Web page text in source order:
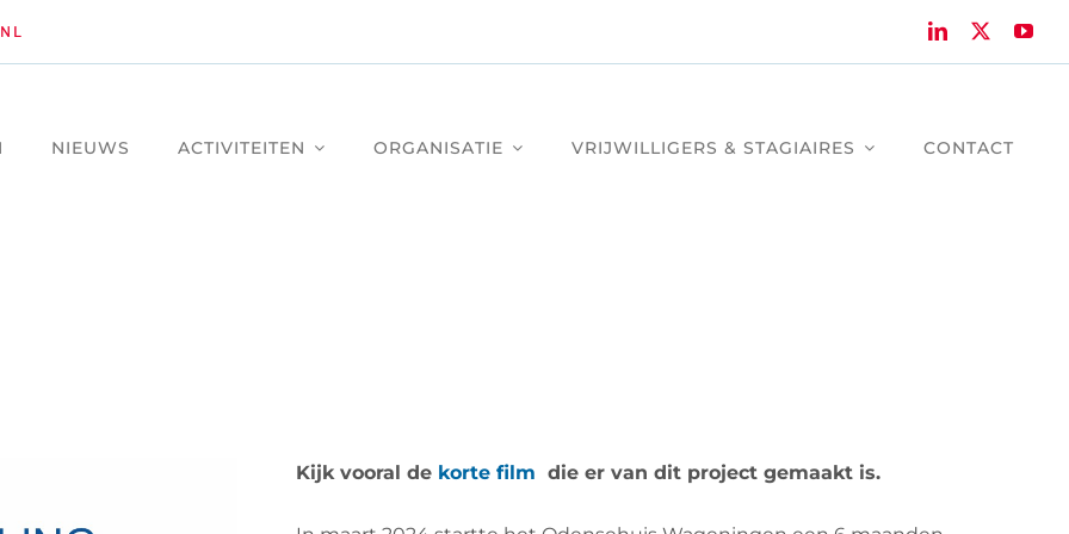
NIEUWS ACTIVITEITEN ORGANISATIE VRIJWILLIGERS & STAGIAIRES CONTACT
Kijk vooral de korte film die er van dit project gemaakt is.